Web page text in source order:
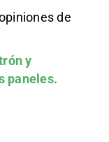
de
y
paneles.